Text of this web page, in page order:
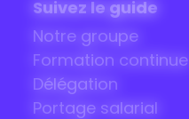
Suivez le guide
Notre groupe
Formation continue
Délégation
Portage salarial